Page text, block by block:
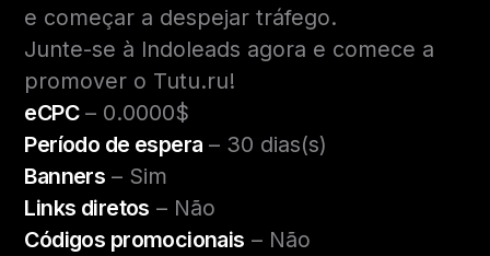
e começar a despejar tráfego.
Junte-se à Indoleads agora e comece a
promover o Tutu.ru!
eCPC– 0.0000$
Período de espera – 30 dias(s)
Banners – Sim
Links diretos – Não
Códigos promocionais – Não